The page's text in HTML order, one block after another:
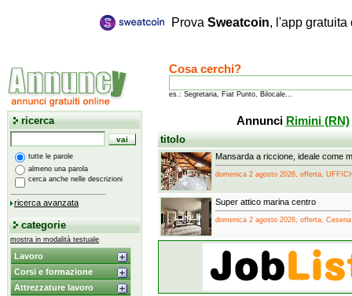
Prova Sweatcoin, l'app
Cosa cerchi?
es.: Segretaria, Fiat Punto, Bilocale...
ricerca
tutte le parole
almeno una parola
cerca anche nelle descrizioni
ricerca avanzata
categorie
mostra in modalità testuale
Lavoro
Corsi e formazione
Attrezzature lavoro
Annunci Rimini (RN)
titolo
Mansarda a riccione, ideale come
domenica 2 agosto 2026, offerta,
Super attico marina centro
domenica 2 agosto 2026, offerta, Cesena